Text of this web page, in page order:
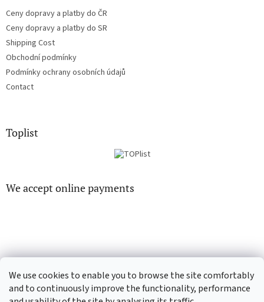
We use cookies to enable you to browse the site comfortably
and to continuously improve the functionality, performance
Ceny dopravy a platby do ČR
Ceny dopravy a platby do SR
Shipping Cost
Obchodní podmínky
Podmínky ochrany osobních údajů
Contact
Toplist
We accept online payments